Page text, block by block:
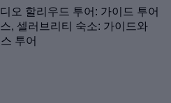
오 할리우드 투어: 가이드 투어
, 셀러브리티 숙소: 가이드와
투어